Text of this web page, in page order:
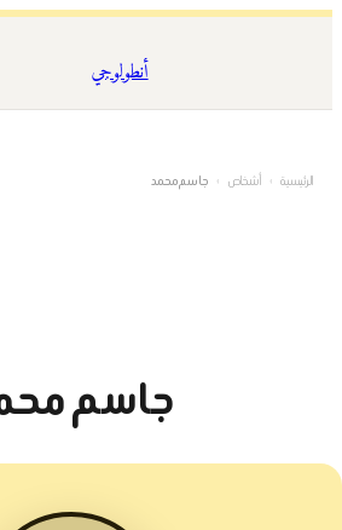
المحتوى
أنطولوجي
الرئيسية › أشخاص › جاسم محمد
جاسم